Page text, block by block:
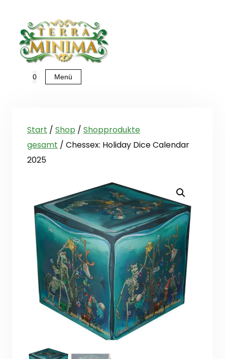
springen
0 Menü
Start / Shop / Shopprodukte
gesamt / Chessex: Holiday Dice Calendar
2025